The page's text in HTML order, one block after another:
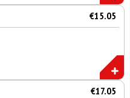
€15.05
€17.05